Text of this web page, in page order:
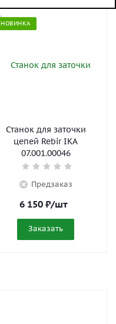
НОВИНКА
Станок для заточки
цепей Rebir IKA
07.001.00046
Предзаказ
6 150 ₽/шт
Заказать